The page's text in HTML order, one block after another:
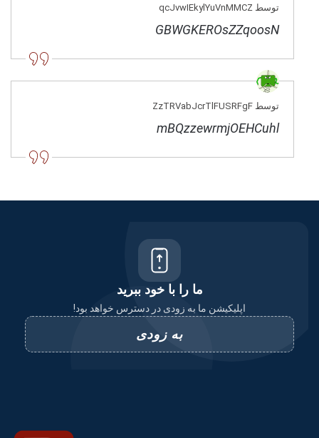
توسط qcJvwIEkylYuVnMMCZ
GBWGKEROsZZqoosN
توسط ZzTRVabJcrTlFUSRFgF
mBQzzewrmjOEHCuhl
ما را با خود ببرید
اپلیکیشن ما به زودی در دسترس خواهد بود!
به زودی